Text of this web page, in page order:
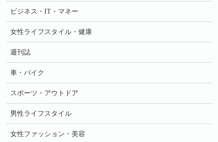
ビジネス・IT・マネー
女性ライフスタイル・健康
週刊誌
車・バイク
スポーツ・アウトドア
男性ライフスタイル
女性ファッション・美容